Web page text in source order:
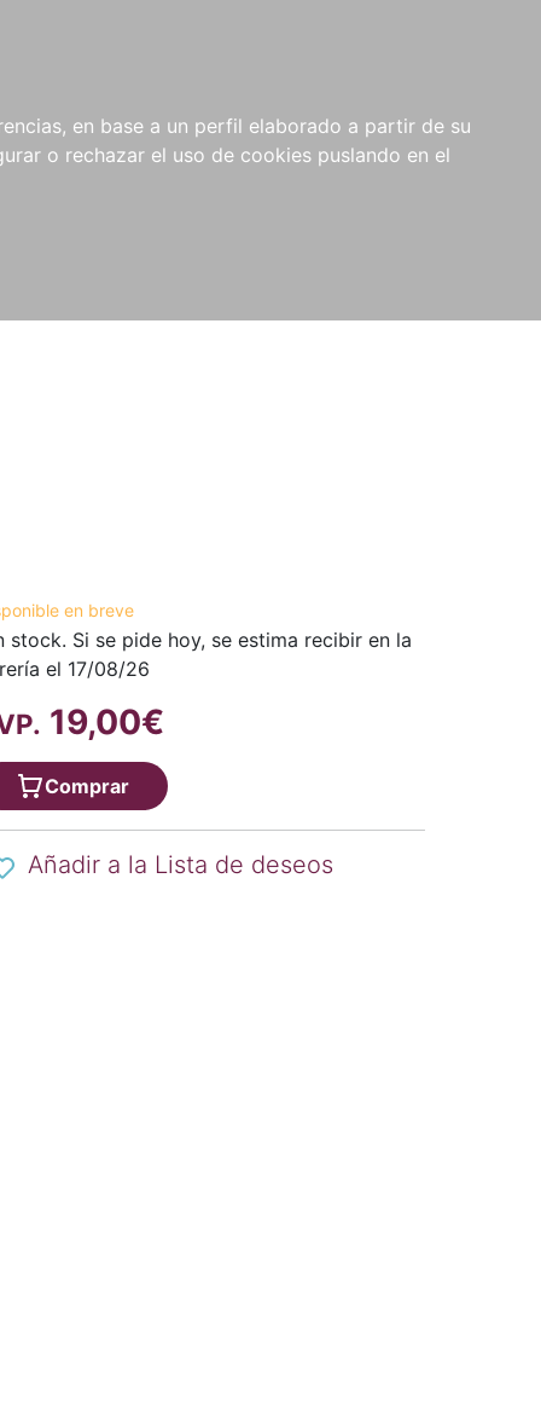
en base a un perfil elaborado a partir de su
o rechazar el uso de cookies puslando en el
NOVEDADES NOTICIAS
COMPRAS
INSTITUCIONALES
en breve
stock. Si se pide hoy, se estima recibir en la
el 17/08/26
19,00€
Comprar
Añadir a la Lista de deseos